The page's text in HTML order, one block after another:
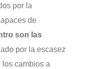
por la
de
son las
por la escasez
cambios a